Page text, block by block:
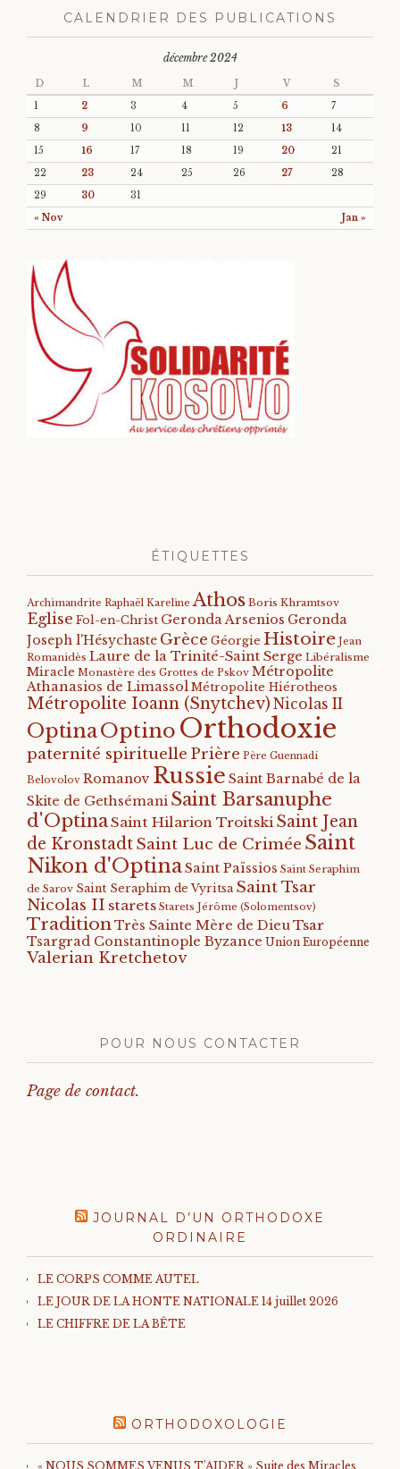
CALENDRIER DES PUBLICATIONS
décembre 2024
D L M M J V S
« Nov Jan »
1 2 3 4 5 6
7
8
9 10 11 12 13
14
15
16 17 18 19 20
21
22
23 24 25 26 27
28
29
30 31
ÉTIQUETTES
Archimandrite Raphaël Kareline Athos Boris Khramtsov
Eglise Fol-en-Christ Geronda Arsenios Geronda
Joseph l'Hésychaste Grèce Géorgie Histoire Jean
Romanidès Laure de la Trinité-Saint Serge Libéralisme
Miracle Monastère des Grottes de Pskov Métropolite
Athanasios de Limassol Métropolite Hiérotheos
Métropolite Ioann (Snytchev) Nicolas II
OptinaOptino Orthodoxie
paternité spirituelle Prière Père Guennadi
Belovolov Romanov Russie Saint Barnabé de la
Skite de Gethsémani Saint Barsanuphe
d'OptinaSaint Hilarion Troitski Saint Jean
de KronstadtSaint Luc de Crimée Saint
Nikon d'OptinaSaint Païssios Saint Seraphim
de Sarov Saint Seraphim de Vyritsa Saint Tsar
Nicolas II starets Starets Jérôme (Solomentsov)
TraditionTrès Sainte Mère de DieuTsar
Tsargrad Constantinople Byzance Union Européenne
Valerian Kretchetov
POUR NOUS CONTACTER
Page de contact.
JOURNAL D’UN ORTHODOXE
ORDINAIRE
LE CORPS COMME AUTEL
LE JOUR DE LA HONTE NATIONALE 14 juillet 2026
LE CHIFFRE DE LA BÊTE
ORTHODOXOLOGIE
« NOUS SOMMES VENUS T'AIDER » Suite des Miracles